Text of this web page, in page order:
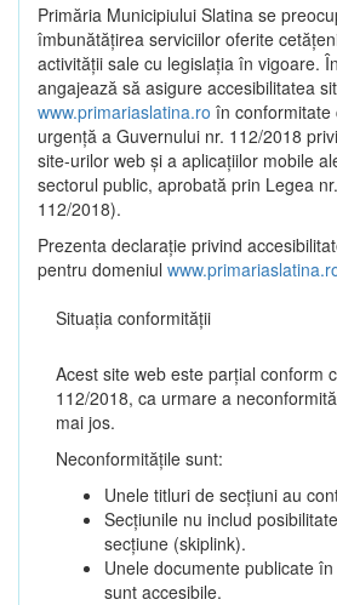
Primăria Municipiului Slatina se
îmbunătățirea serviciilor oferite
activității sale cu legislația în vigoare.
angajează să asigure accesibilitatea
www.primariaslatina.ro în conformitate
urgență a Guvernului nr. 112/2018
site-urilor web și a aplicațiilor mobile
sectorul public, aprobată prin Legea
112/2018).
Prezenta declarație privind
pentru domeniul
Situația conformității
Acest site web este parțial conform
112/2018, ca urmare a
mai jos.
Neconformitățile sunt:
Unele titluri de secțiuni au
Secțiunile nu includ
secțiune (skiplink).
Unele documente publicate
sunt accesibile.